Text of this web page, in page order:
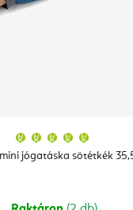
jógatáska sötétkékátlagos
csillag.